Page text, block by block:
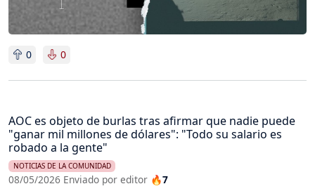
0 0
AOC es objeto de burlas tras afirmar que nadie puede
"ganar mil millones de dólares": "Todo su salario es
robado a la gente"
NOTICIAS DE LA COMUNIDAD
08/05/2026 Enviado por editor 🔥7